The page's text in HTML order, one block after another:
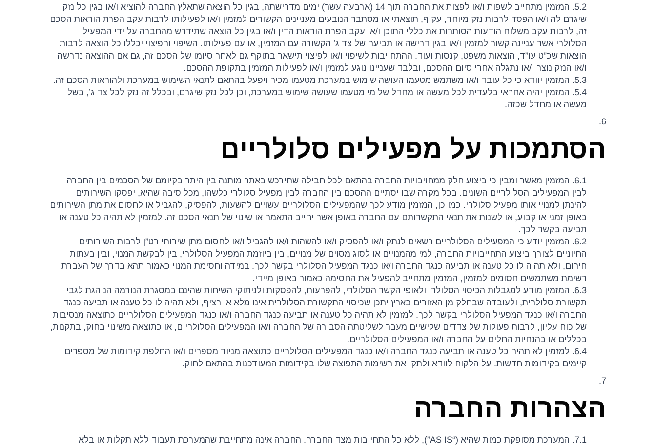
5.2. המזמין מתחייב לשפות ו/או לפצות את החברה תוך 14 (ארבעה עשר) ימים מדרישתה, בגין כל הוצאה שתאלץ החברה להוציא ו/או בגין כל נזק
שיגרם לה ו/או הפסד לרבות נזק מיוחד, עקיף, תוצאתי או מסתבר הנובעים מעניינים הקשורים למזמין ו/או לפעילותו לרבות עקב הפרת הוראות הסכם
זה, לרבות עקב משלוח הודעות הסותרות את כללי התוכן ו/או עקב הפרת הוראות הדין ו/או בגין כל הוצאה שתידרש מהחברה על ידי המפעיל
הסלולרי אשר עניינה קשור למזמין ו/או בגין דרישה או תביעה של צד ג’ הקשורה עם המזמין, או עם פעילותו. השיפוי והפיצוי יכללו כל הוצאה לרבות
הוצאות שכ”ט עו”ד, הוצאות משפט, קנסות ועוד. ההתחייבות לשיפוי ו/או לפיצוי תישאר בתוקף גם לאחר סיומו של הסכם זה, גם אם ההוצאה נדרשה
ו/או הנזק נוצר ו/או נתגלה אחרי סיום ההסכם, ובלבד שעניינו נוגע למזמין ו/או לפעילות המזמין בתקופת ההסכם.
5.3. המזמין יוודא כי כל עובד ו/או משתמש מטעמו העושה שימוש במערכת מטעמו מכיר ויפעל בהתאם לתנאי השימוש במערכת ולהוראות הסכם זה.
5.4. המזמין יהיה אחראי בלעדית לכל מעשה או מחדל של מי מטעמו שעושה שימוש במערכת, וכן לכל נזק שיגרם, ובכלל זה נזק לכל צד ג’, בשל
מעשה או מחדל שכזה.
6.
הסתמכות על מפעילים סלולריים
6.1. המזמין מאשר ומבין כי ביצוע חלק ממחויבויות החברה בהתאם לכל חבילה שתירכש באתר מותנה בין היתר בקיומם של הסכמים בין החברה
לבין המפעילים הסלולריים השונים. בכל מקרה שבו יסתיים ההסכם בין החברה לבין מפעיל סלולרי כלשהו, מכל סיבה שהיא, יפסקו השירותים
להינתן למנויי אותו מפעיל סלולרי. כמו כן, המזמין מודע לכך שהמפעילים הסלולריים עשויים להשעות, להפסיק, להגביל או לחסום את מתן השירותים
באופן זמני או קבוע, או לשנות את תנאי התקשרותם עם החברה באופן אשר יחייב התאמה או שינוי של תנאי הסכם זה. למזמין לא תהיה כל טענה או
תביעה בקשר לכך.
6.2. המזמין יודע כי המפעילים הסלולריים רשאים לנתק ו/או להפסיק ו/או להשהות ו/או להגביל ו/או לחסום מתן שירותי רט”ן לרבות השירותים
החיוניים לצורך ביצוע התחייבויות החברה, למי מהמנויים או לסוג מסוים של מנויים, בין ביוזמת המפעיל הסלולרי, בין לבקשת המנוי, ובין בעתות
חירום, ולא תהיה לו כל טענה או תביעה כנגד החברה ו/או כנגד המפעיל הסלולרי בקשר לכך. במידה וחסימת המנוי כאמור תהא בדרך של העברת
רשימת משתמשים חסומים למזמין, המזמין מתחייב להפעיל את החסימה כאמור באופן מיידי.
6.3. המזמין מודע למגבלות הכיסוי הסלולרי ולאופי הקשר הסלולרי, להפרעות, להפסקות ולניתוקי השיחות שהינם במסגרת הנורמה הנוהגת לגבי
תקשורת סלולרית, ולעובדה שבחלק מן האזורים בארץ יתכן שכיסוי התקשורת הסלולרית אינו מלא או רציף, ולא תהיה לו כל טענה או תביעה כנגד
החברה ו/או כנגד המפעיל הסלולרי בקשר לכך. למזמין לא תהיה כל טענה או תביעה כנגד החברה ו/או כנגד המפעילים הסלולריים כתוצאה מנסיבות
של כוח עליון, לרבות פעולות של צדדים שלישיים מעבר לשליטתה הסבירה של החברה ו/או המפעילים הסלולריים, או כתוצאה משינוי בחוק, בתקנות,
בכללים או בהנחיות החלים על החברה ו/או המפעילים הסלולריים.
6.4. למזמין לא תהיה כל טענה או תביעה כנגד החברה ו/או כנגד המפעילים הסלולריים כתוצאה מניוד מספרים ו/או החלפת קידומות של מספרים
קיימים בקידומות חדשות. על הלקוח לוודא ולתקן את רשימות התפוצה שלו בקידומות המעודכנות בהתאם לחוק.
7.
הצהרות החברה
7.1. המערכת מסופקת כמות שהיא (“AS IS”), ללא כל התחייבות מצד החברה. החברה אינה מתחייבת שהמערכת תעבוד ללא תקלות או בלא